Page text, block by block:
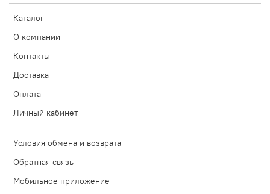
Каталог
О компании
Контакты
Доставка
Оплата
Личный кабинет
Условия обмена и возврата
Обратная связь
Мобильное приложение